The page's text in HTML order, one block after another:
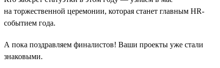
на торжественной церемонии, которая станет главным HR-
событием года.
А пока поздравляем финалистов! Ваши проекты уже стали
знаковыми.